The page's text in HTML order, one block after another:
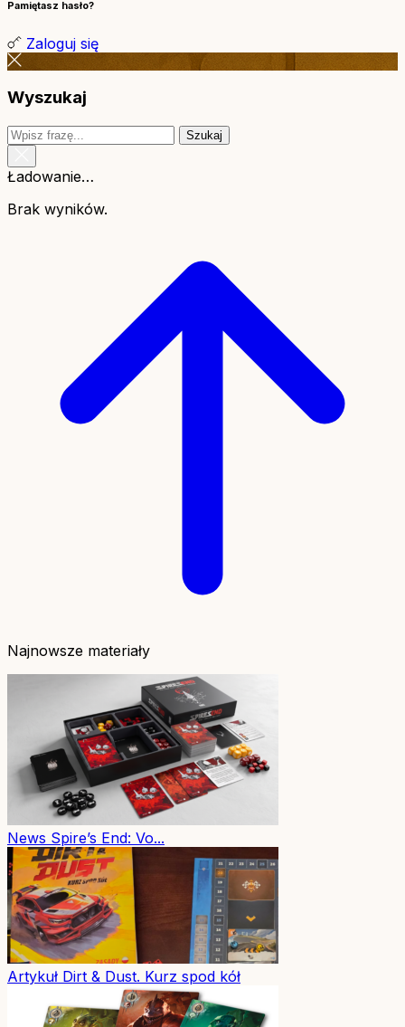
Pamiętasz hasło?
Zaloguj się
Wyszukaj
Szukaj
Ładowanie…
Brak wyników.
Najnowsze materiały
News Spire’s End: Vo...
Artykuł Dirt & Dust. Kurz spod kół